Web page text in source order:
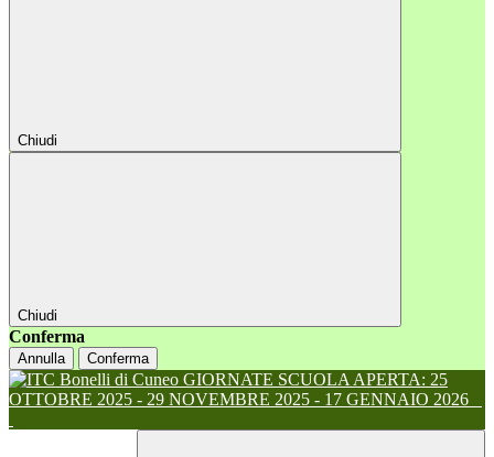
Chiudi
Chiudi
Conferma
Annulla Conferma
GIORNATE SCUOLA APERTA: 25
OTTOBRE 2025 - 29 NOVEMBRE 2025 - 17 GENNAIO 2026